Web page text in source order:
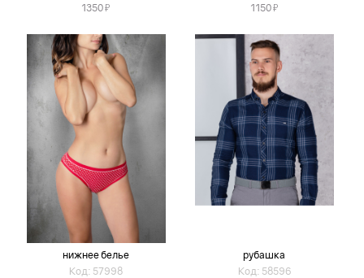
1350Я
1150Я
нижнее белье
Код: 57998
рубашка
Код: 58596